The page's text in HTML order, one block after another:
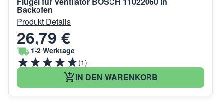
Backofen
Produkt Details
26,79 €
1-2 Werktage
(1)
IN DEN WARENKORB